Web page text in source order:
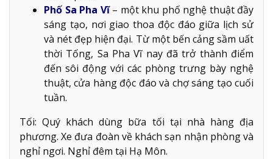
Phố Sa Pha Vĩ– một khu phố nghệ thuật đầy
sáng tạo, nơi giao thoa độc đáo giữa lịch sử
và nét đẹp hiện đại. Từ một bến cảng sầm uất
thời Tống, Sa Pha Vĩ nay đã trở thành điểm
đến sôi động với các phòng trưng bày nghệ
thuật, cửa hàng độc đáo và chợ sáng tạo cuối
tuần.
Tối: Quý khách dùng bữa tối tại nhà hàng địa
phương. Xe đưa đoàn về khách sạn nhận phòng và
nghỉ ngơi. Nghỉ đêm tại Hạ Môn.